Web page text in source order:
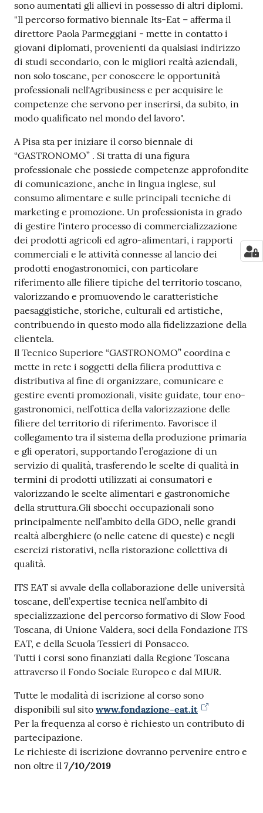
sono aumentati gli allievi in possesso di altri diplomi.
"Il percorso formativo biennale Its-Eat – afferma il
direttore Paola Parmeggiani - mette in contatto i
giovani diplomati, provenienti da qualsiasi indirizzo
di studi secondario, con le migliori realtà aziendali,
non solo toscane, per conoscere le opportunità
professionali nell'Agribusiness e per acquisire le
competenze che servono per inserirsi, da subito, in
modo qualificato nel mondo del lavoro".
A Pisa sta per iniziare il corso biennale di
“GASTRONOMO” . Si tratta di una figura
professionale che possiede competenze approfondite
di comunicazione, anche in lingua inglese, sul
consumo alimentare e sulle principali tecniche di
marketing e promozione. Un professionista in grado
di gestire l'intero processo di commercializzazione
dei prodotti agricoli ed agro-alimentari, i rapporti
commerciali e le attività connesse al lancio dei
prodotti enogastronomici, con particolare
riferimento alle filiere tipiche del territorio toscano,
valorizzando e promuovendo le caratteristiche
paesaggistiche, storiche, culturali ed artistiche,
contribuendo in questo modo alla fidelizzazione della
clientela.
Il Tecnico Superiore “GASTRONOMO” coordina e
mette in rete i soggetti della filiera produttiva e
distributiva al fine di organizzare, comunicare e
gestire eventi promozionali, visite guidate, tour eno-
gastronomici, nell’ottica della valorizzazione delle
filiere del territorio di riferimento. Favorisce il
collegamento tra il sistema della produzione primaria
e gli operatori, supportando l’erogazione di un
servizio di qualità, trasferendo le scelte di qualità in
termini di prodotti utilizzati ai consumatori e
valorizzando le scelte alimentari e gastronomiche
della struttura.Gli sbocchi occupazionali sono
principalmente nell’ambito della GDO, nelle grandi
realtà alberghiere (o nelle catene di queste) e negli
esercizi ristorativi, nella ristorazione collettiva di
qualità.
ITS EAT si avvale della collaborazione delle università
toscane, dell’expertise tecnica nell’ambito di
specializzazione del percorso formativo di Slow Food
Toscana, di Unione Valdera, soci della Fondazione ITS
EAT, e della Scuola Tessieri di Ponsacco.
Tutti i corsi sono finanziati dalla Regione Toscana
attraverso il Fondo Sociale Europeo e dal MIUR.
Tutte le modalità di iscrizione al corso sono
disponibili sul sito www.fondazione-eat.it
Per la frequenza al corso è richiesto un contributo di
partecipazione.
Le richieste di iscrizione dovranno pervenire entro e
non oltre il 7/10/2019